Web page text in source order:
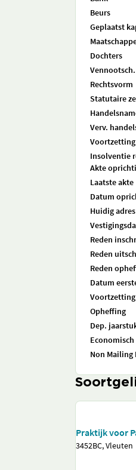
Beurs
Geplaatst
Dochters
Rechtsvorm
Statutaire
Verv.
Voortzetting
Insolventie
Akte
Laatste akte
Datum
Huidig adres
Reden
Reden
Reden
Datum
Voortzetting
Opheffing
Dep.
Non Mailing
Praktijk voor
3452BC, Vleuten